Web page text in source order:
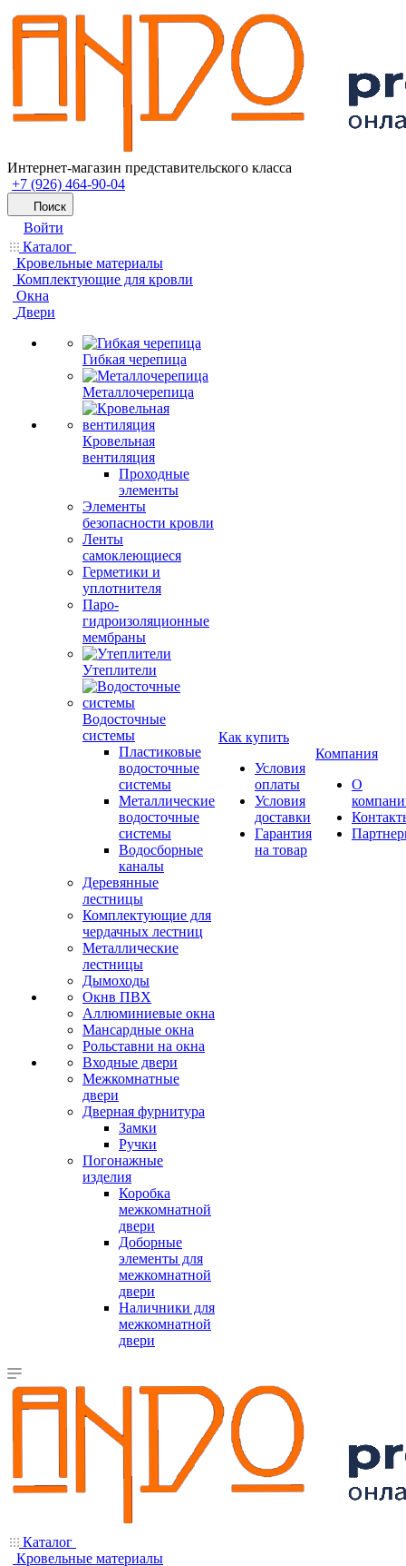
Интернет-магазин представительского класса
+7 (926) 464-90-04
Поиск
Войти
Каталог
Кровельные материалы
Комплектующие для кровли
Окна
Двери
Гибкая черепица
Металлочерепица
Кровельная
вентиляция
Проходные
элементы
Элементы
безопасности кровли
Ленты
самоклеющиеся
Герметики и
уплотнителя
Паро-
гидроизоляционные
мембраны
Утеплители
Водосточные
системы
Пластиковые
водосточные
системы
Металлические
водосточные
системы
Водосборные
каналы
Деревянные
лестницы
Комплектующие для
чердачных лестниц
Металлические
лестницы
Дымоходы
Окнв ПВХ
Аллюминиевые окна
Мансардные окна
Рольставни на окна
Входные двери
Межкомнатные
двери
Дверная фурнитура
Замки
Ручки
Погонажные
изделия
Коробка
межкомнатной
двери
Доборные
элементы для
межкомнатной
двери
Наличники для
межкомнатной
двери
Как купить
Условия
оплаты
Условия
доставки
Гарантия
на товар
Компания
О
Каталог
Кровельные материалы